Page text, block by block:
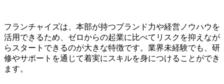
フランチャイズは、本部が持つブランド力や経営ノウハウを
活用できるため、ゼロからの起業に比べてリスクを抑えなが
らスタートできるのが大きな特徴です。業界未経験でも、研
修やサポートを通じて着実にスキルを身につけることができ
ます。